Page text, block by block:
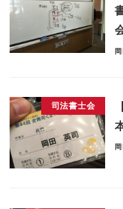
司法書士会